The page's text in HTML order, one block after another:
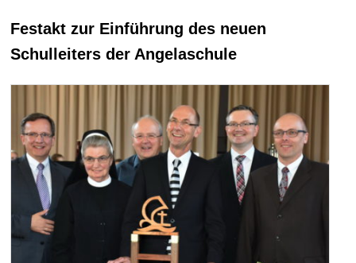
Festakt zur Einführung des neuen
Schulleiters der Angelaschule